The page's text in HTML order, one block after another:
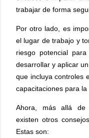
trabajar de forma
Por otro lado, es
el lugar de trabajo y
riesgo potencial
desarrollar y aplicar
que incluya controles
capacitaciones para
Ahora, más allá de
existen otros
Estas son: